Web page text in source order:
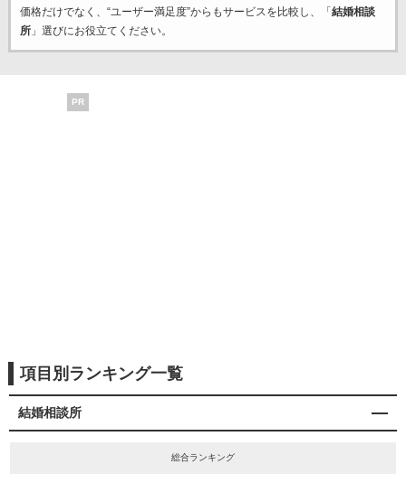
価格だけでなく、“ユーザー満足度”からもサービスを比較し、「 結婚相談
所」選びにお役立てください。
PR
項目別ランキング一覧
結婚相談所
総合ランキング